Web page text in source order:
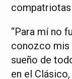
“Para mí no
conozco mis
sueño de
en el